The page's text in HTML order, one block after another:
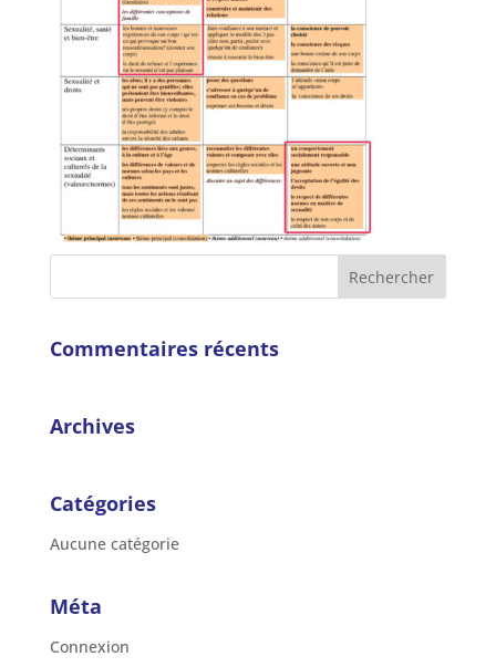
Commentaires récents
Archives
Catégories
Aucune catégorie
Méta
Connexion